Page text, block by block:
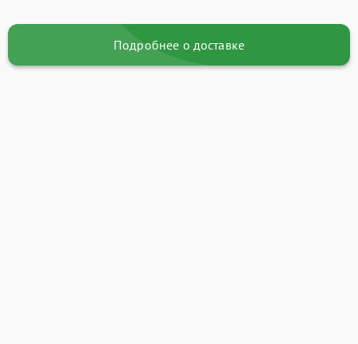
Подробнее о доставке